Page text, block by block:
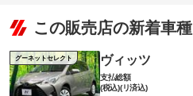
この販売店の新着車種
グーネットセレクト ヴィッツ
支払総額
(税込)(リ済込)